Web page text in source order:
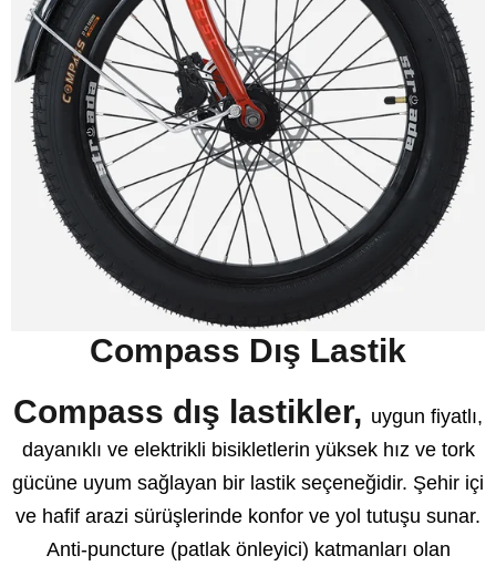
Compass Dış Lastik
Compass dış lastikler, uygun fiyatlı,
dayanıklı ve elektrikli bisikletlerin yüksek hız ve tork
gücüne uyum sağlayan bir lastik seçeneğidir. Şehir içi
ve hafif arazi sürüşlerinde konfor ve yol tutuşu sunar.
Anti-puncture (patlak önleyici) katmanları olan